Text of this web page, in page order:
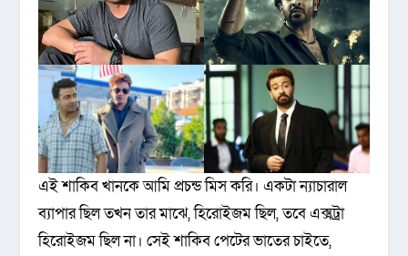
এই শাকিব খানকে আমি প্রচন্ড মিস করি। একটা ন্যাচারাল
ব্যাপার ছিল তখন তার মাঝে, হিরোইজম ছিল, তবে এক্সট্রা
হিরোইজম ছিল না। সেই শাকিব পেটের ভাতের চাইতে,